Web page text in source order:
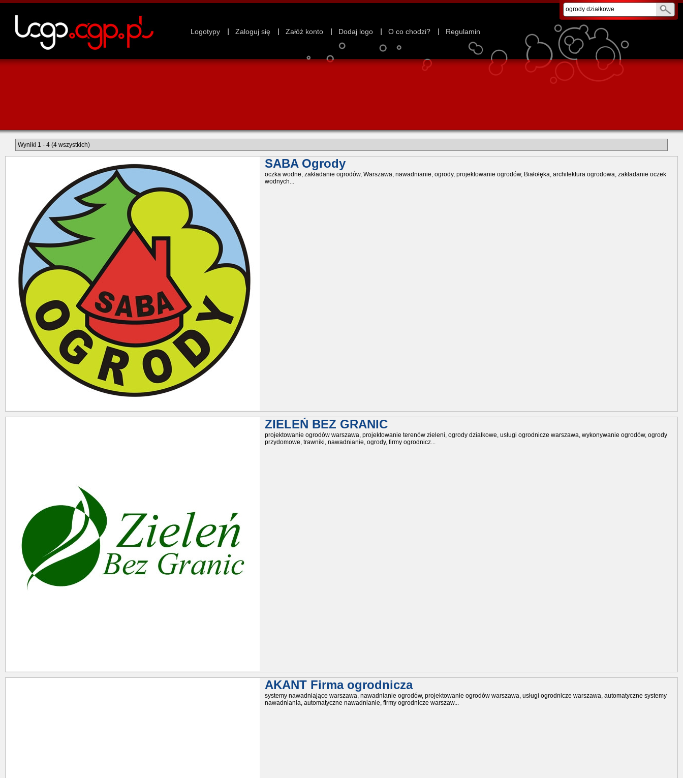
Logotypy Zaloguj się Załóż konto Dodaj logo O co chodzi? Regulamin
Wyniki 1 - 4 (4 wszystkich)
SABA Ogrody
oczka wodne, zakładanie ogrodów, Warszawa, nawadnianie, ogrody, projektowanie ogrodów, Białołęka, architektura ogrodowa, zakładanie oczek
wodnych...
ZIELEŃ BEZ GRANIC
projektowanie ogrodów warszawa, projektowanie terenów zieleni, ogrody działkowe, usługi ogrodnicze warszawa, wykonywanie ogrodów, ogrody
przydomowe, trawniki, nawadnianie, ogrody, firmy ogrodnicz...
AKANT Firma ogrodnicza
systemy nawadniające warszawa, nawadnianie ogrodów, projektowanie ogrodów warszawa, usługi ogrodnicze warszawa, automatyczne systemy
nawadniania, automatyczne nawadnianie, firmy ogrodnicze warszaw...